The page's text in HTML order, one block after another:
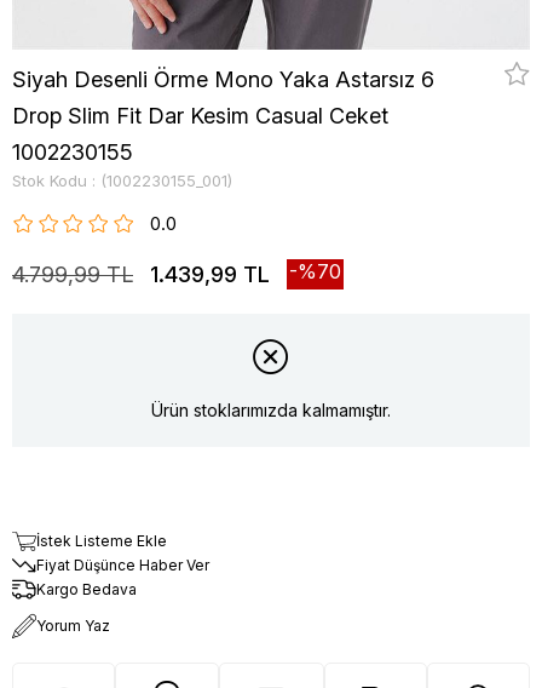
Siyah Desenli Örme Mono Yaka Astarsız 6
Drop Slim Fit Dar Kesim Casual Ceket
1002230155
Stok Kodu (1002230155_001)
0.0
4.799,99 TL 1.439,99 TL 70
Ürün stoklarımızda kalmamıştır.
İstek Listeme Ekle
Fiyat Düşünce Haber Ver
Kargo Bedava
Yorum Yaz